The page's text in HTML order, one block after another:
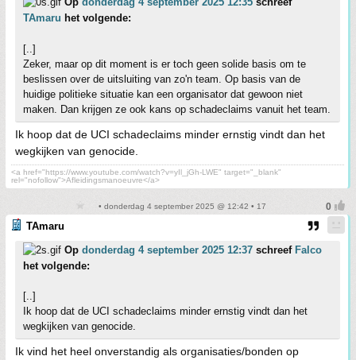
TAmaru het volgende:
[..]
Zeker, maar op dit moment is er toch geen solide basis om te
beslissen over de uitsluiting van zo'n team. Op basis van de
huidige politieke situatie kan een organisator dat gewoon niet
maken. Dan krijgen ze ook kans op schadeclaims vanuit het team.
Ik hoop dat de UCI schadeclaims minder ernstig vindt dan het
wegkijken van genocide.
<a href="https://www.youtube.com/watch?v=yIl_jGh-LWE" target="_blank"
rel="nofollow">Afleidingsmanoeuvre</a>
• donderdag 4 september 2025 @ 12:42 • 17
TAmaru
Op donderdag 4 september 2025 12:37 schreef Falco
het volgende:
[..]
Ik hoop dat de UCI schadeclaims minder ernstig vindt dan het
wegkijken van genocide.
Ik vind het heel onverstandig als organisaties/bonden op